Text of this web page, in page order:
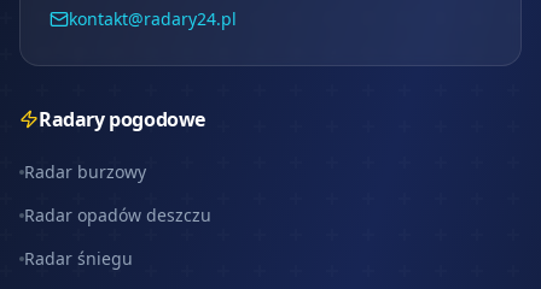
kontakt@radary24.pl
Radary pogodowe
Radar burzowy
Radar opadów deszczu
Radar śniegu